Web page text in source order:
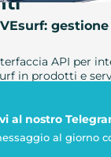
API per
in prodotti e
al nostro
al giorno